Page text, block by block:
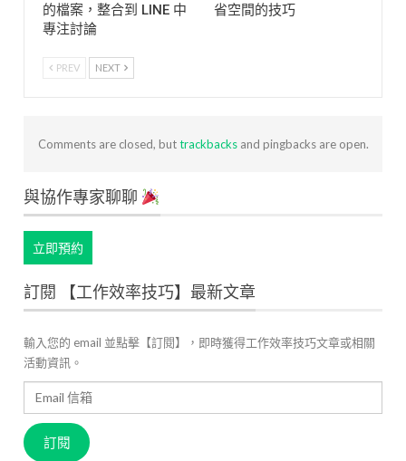
的檔案，整合到 LINE 中
專注討論
省空間的技巧
PREV NEXT
Comments are closed, buttrackbacksand pingbacks are open.
與協作專家聊聊
立即預約
訂閱 【工作效率技巧】最新文章
輸入您的 email 並點擊【訂閱】，即時獲得工作效率技巧文章或相關
活動資訊。
Email
信
箱
訂閱